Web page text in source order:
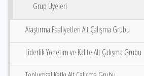
Grup Üyeleri
Araştırma Faaliyetleri Alt Çalışma Grubu
Liderlik Yönetim ve Kalite Alt Çalışma Grubu